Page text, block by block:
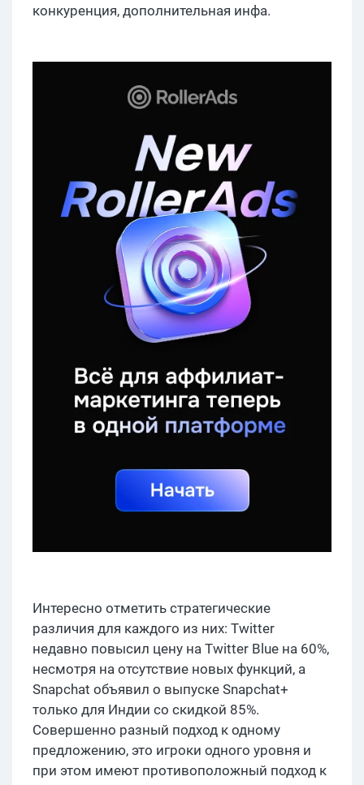
конкуренция, дополнительная инфа.
Интересно отметить стратегические
различия для каждого из них: Twitter
недавно повысил цену на Twitter Blue на 60%,
несмотря на отсутствие новых функций, а
Snapchat объявил о выпуске Snapchat+
только для Индии со скидкой 85%.
Совершенно разный подход к одному
предложению, это игроки одного уровня и
при этом имеют противоположный подход к